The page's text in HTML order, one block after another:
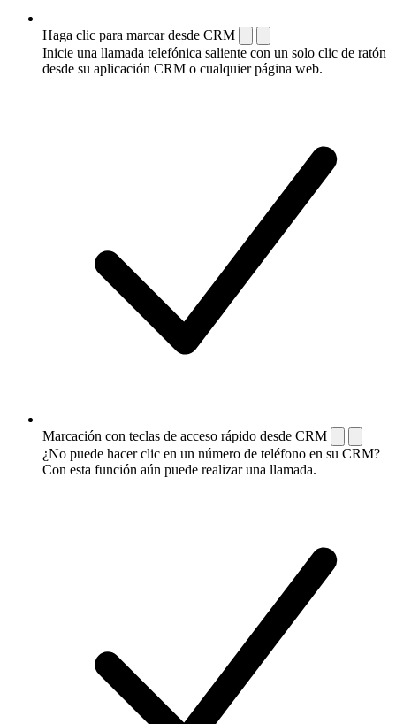
Haga clic para marcar desde CRM
Inicie una llamada telefónica saliente con un solo clic de ratón
desde su aplicación CRM o cualquier página web.
Marcación con teclas de acceso rápido desde CRM
¿No puede hacer clic en un número de teléfono en su CRM?
Con esta función aún puede realizar una llamada.